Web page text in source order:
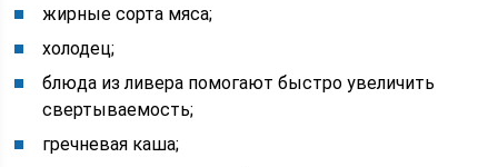
жирные сорта мяса;
холодец;
блюда из ливера помогают быстро увеличить
свертываемость;
гречневая каша;